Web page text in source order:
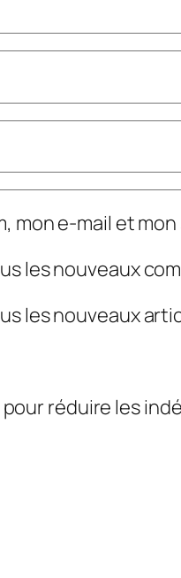
mon e-mail et
les nouveaux
les nouveaux
réduire les